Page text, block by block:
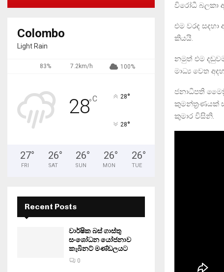
විරෝධී බලකා
එම වරද
කියයි.
නමුත් එම
මාධ්‍ය වෙත
ජනාධිපති
කුමන්ත‍්‍රණයක්
කුමාර විසිනි.
Colombo
Light Rain
83% 7.2km/h 100%
28°C 28°
28°
27°
FRI
26°
SAT
26°
SUN
26°
MON
26°
TUE
Recent Posts
වාර්ෂික බස් ගාස්තු
සංශෝධන යෝජනාව
කැබිනට් මණ්ඩලයට
0